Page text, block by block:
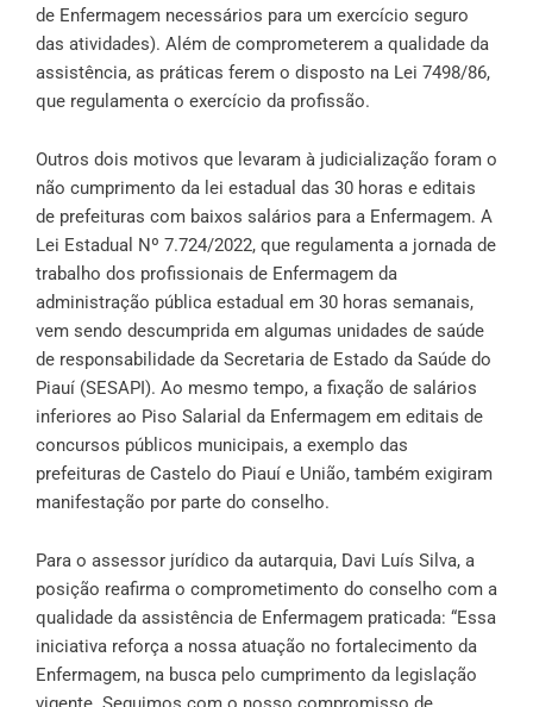
de Enfermagem necessários para um exercício seguro
das atividades). Além de comprometerem a qualidade da
assistência, as práticas ferem o disposto na Lei 7498/86,
que regulamenta o exercício da profissão.
Outros dois motivos que levaram à judicialização foram o
não cumprimento da lei estadual das 30 horas e editais
de prefeituras com baixos salários para a Enfermagem. A
Lei Estadual Nº 7.724/2022, que regulamenta a jornada de
trabalho dos profissionais de Enfermagem da
administração pública estadual em 30 horas semanais,
vem sendo descumprida em algumas unidades de saúde
de responsabilidade da Secretaria de Estado da Saúde do
Piauí (SESAPI). Ao mesmo tempo, a fixação de salários
inferiores ao Piso Salarial da Enfermagem em editais de
concursos públicos municipais, a exemplo das
prefeituras de Castelo do Piauí e União, também exigiram
manifestação por parte do conselho.
Para o assessor jurídico da autarquia, Davi Luís Silva, a
posição reafirma o comprometimento do conselho com a
qualidade da assistência de Enfermagem praticada: “Essa
iniciativa reforça a nossa atuação no fortalecimento da
Enfermagem, na busca pelo cumprimento da legislação